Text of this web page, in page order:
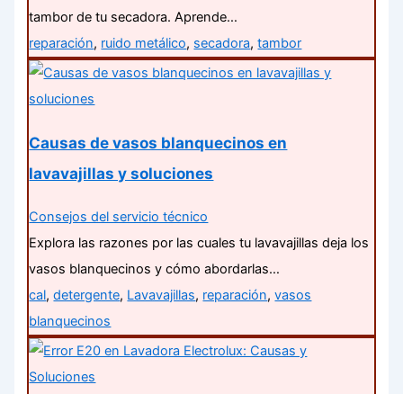
tambor de tu secadora. Aprende…
reparación, ruido metálico, secadora,tambor
Causas de vasos blanquecinos en
lavavajillas y soluciones
Consejos del servicio técnico
Explora las razones por las cuales tu lavavajillas deja los
vasos blanquecinos y cómo abordarlas…
cal,detergente, Lavavajillas, reparación,vasos
blanquecinos